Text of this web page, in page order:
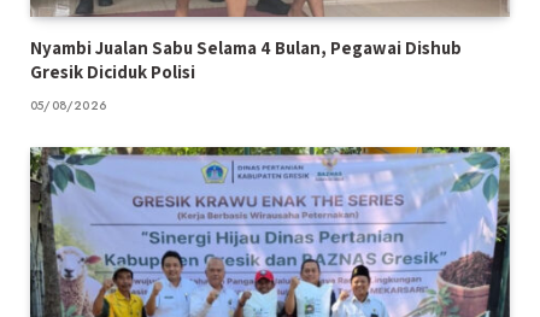
Nyambi Jualan Sabu Selama 4 Bulan, Pegawai Dishub
Gresik Diciduk Polisi
05/08/2026